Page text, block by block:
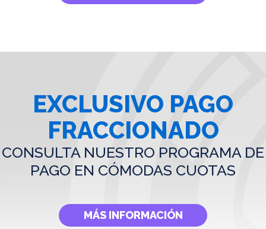
EXCLUSIVO PAGO
FRACCIONADO
CONSULTA NUESTRO PROGRAMA DE
PAGO EN CÓMODAS CUOTAS
MÁS INFORMACIÓN